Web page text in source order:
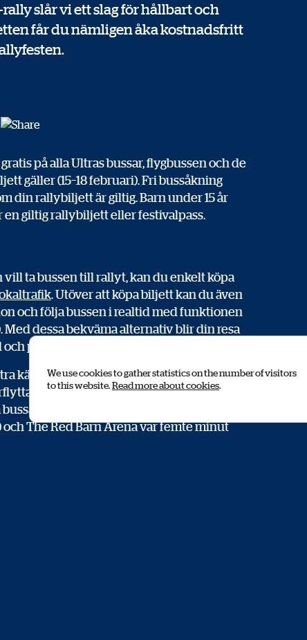
slår vi ett slag för hållbart och
får du nämligen åka kostnadsfritt
på alla Ultras bussar, flygbussen och de
gäller (15–18 februari). Fri bussåkning
din rallybiljett är giltig. Barn under 15 år
en giltig rallybiljett eller festivalpass.
ta bussen till rallyt, kan du enkelt köpa
. Utöver att köpa biljett kan du även
och följa bussen i realtid med funktionen
Med dessa bekväma alternativ blir din resa
problemfri!
kännetecknade med sina blåa och gröna
dig under Rally Sweden. För att göra
Citybussar, som trafikerar sträckan
The Red Barn Arena var femte minut
We use cookies to gather statistics on the number of visitors
to this website.Read more about cookies.